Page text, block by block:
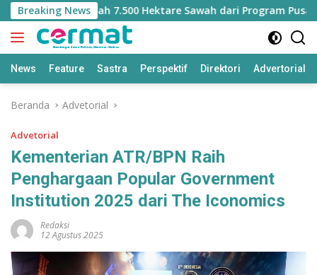
Langsung
ke
konten
Breaking NewsJatah 7.500 Hektare Sawah dari Program Pusat
News Feature Sastra Perspektif Direktori Advertorial
Beranda Advetorial
Advetorial
Kementerian ATR/BPN Raih
Penghargaan Popular Government
Institution 2025 dari The Iconomics
Redaksi
12 Agustus 2025